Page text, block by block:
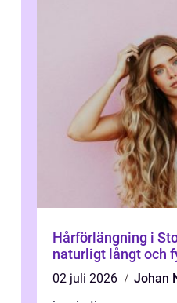
Hårförlängning i
naturligt långt och
02 juli 2026
Johan